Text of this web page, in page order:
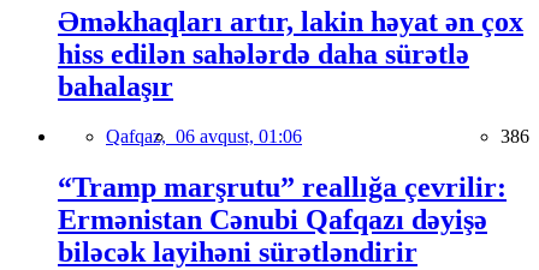
Əməkhaqları artır, lakin həyat ən çox
hiss edilən sahələrdə daha sürətlə
bahalaşır
Qafqaz, 06 avqust, 01:06 386
“Tramp marşrutu” reallığa çevrilir:
Ermənistan Cənubi Qafqazı dəyişə
biləcək layihəni sürətləndirir